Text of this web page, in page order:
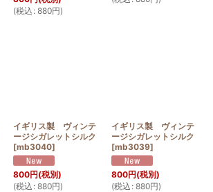
(税込 : 880円)
イギリス製 ヴィンテ
ージシガレットシルク
[mb3040]
800円(税別)
(税込 : 880円)
イギリス製 ヴィンテ
ージシガレットシルク
[mb3039]
800円(税別)
(税込 : 880円)